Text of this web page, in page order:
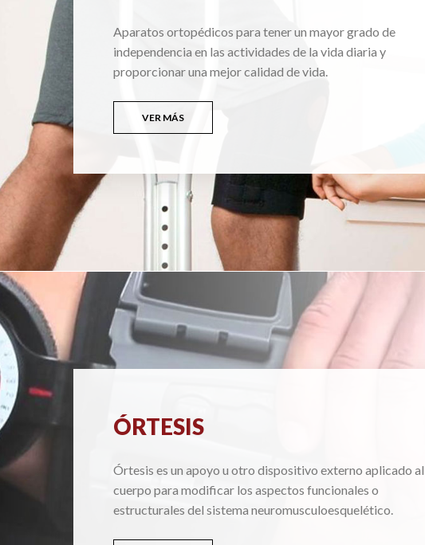
Aparatos ortopédicos para tener un mayor grado de
independencia en las actividades de la vida diaria y
proporcionar una mejor calidad de vida.
VER MÁS
ÓRTESIS
Órtesis es un apoyo u otro dispositivo externo aplicado al
cuerpo para modificar los aspectos funcionales o
estructurales del sistema neuromusculoesquelético.